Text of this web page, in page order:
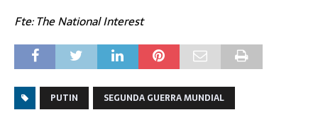
Fte: The National Interest
PUTIN SEGUNDA GUERRA MUNDIAL